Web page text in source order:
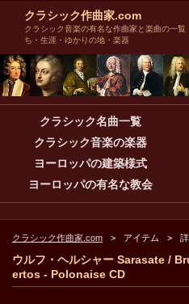
クラシック作曲家.com
クラシック音楽の有名な作曲家と楽曲の一
ち・生涯・ゆかりの地・楽器
クラシック名曲一覧
クラシック音楽の楽器
ヨーロッパの建築様式
ヨーロッパの有名な教会
クラシック作曲家.com アイテム
ウルフ・ヘルシャー Sarasate /
ertos - Polonaise CD